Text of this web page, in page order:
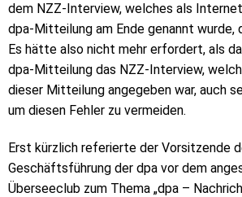
dem NZZ-Interview, welches als
dpa-Mitteilung am Ende genannt wurde,
Es hätte also nicht mehr erfordert, als
dpa-Mitteilung das NZZ-Interview,
dieser Mitteilung angegeben war, auch
um diesen Fehler zu vermeiden.
Erst kürzlich referierte der Vorsitzende
Geschäftsführung der dpa vor dem
Überseeclub zum Thema „dpa –